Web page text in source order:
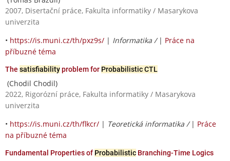
2007, Disertační práce, Fakulta informatiky / Masarykova
univerzita
• https://is.muni.cz/th/pxz9s/ | Informatika / | Práce na
příbuzné téma
The satisfiabilityproblem for Probabilistic CTL
(Chodil Chodil)
2022, Rigorózní práce, Fakulta informatiky / Masarykova
univerzita
• https://is.muni.cz/th/flkcr/ | Teoretická informatika / | Práce
na příbuzné téma
Fundamental Properties of Probabilistic Branching-Time Logics